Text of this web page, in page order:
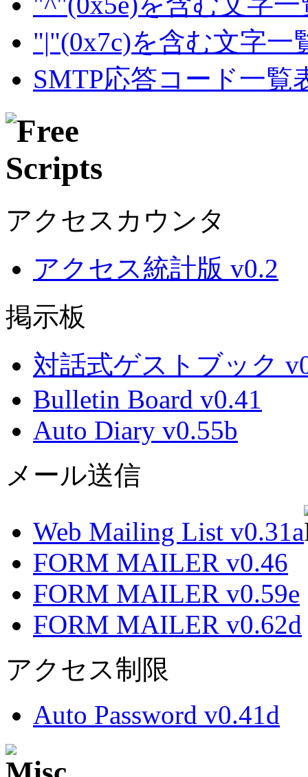
"|"(0x7c)を含む文字一
SMTP応答コード一覧
アクセスカウンタ
アクセス統計版 v0.2
掲示板
対話式ゲストブック
Bulletin Board v0.41
Auto Diary v0.55b
メール送信
Web Mailing List v0.31a
FORM MAILER v0.46
FORM MAILER v0.59e
FORM MAILER v0.62d
アクセス制限
Auto Password v0.41d